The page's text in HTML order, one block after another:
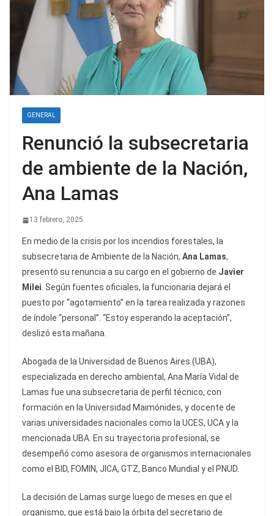
GENERAL
Renunció la subsecretaria
de ambiente de la Nación,
Ana Lamas
13 febrero, 2025
En medio de la crisis por los incendios forestales, la
subsecretaria de Ambiente de la Nación, Ana Lamas,
presentó su renuncia a su cargo en el gobierno de Javier
Milei. Según fuentes oficiales, la funcionaria dejará el
puesto por “agotamiento” en la tarea realizada y razones
de índole “personal”. “Estoy esperando la aceptación”,
deslizó esta mañana.
Abogada de la Universidad de Buenos Aires (UBA),
especializada en derecho ambiental, Ana María Vidal de
Lamas fue una subsecretaria de perfil técnico, con
formación en la Universidad Maimónides, y docente de
varias universidades nacionales como la UCES, UCA y la
mencionada UBA. En su trayectoria profesional, se
desempeñó como asesora de organismos internacionales
como el BID, FOMIN, JICA, GTZ, Banco Mundial y el PNUD.
La decisión de Lamas surge luego de meses en que el
organismo, que está bajo la órbita del secretario de